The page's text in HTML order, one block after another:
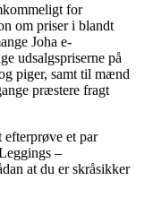
for
om priser i blandt
Joha e-
udsalgspriserne på
piger, samt til mænd
præstere fragt
et par
–
at du er skråsikker